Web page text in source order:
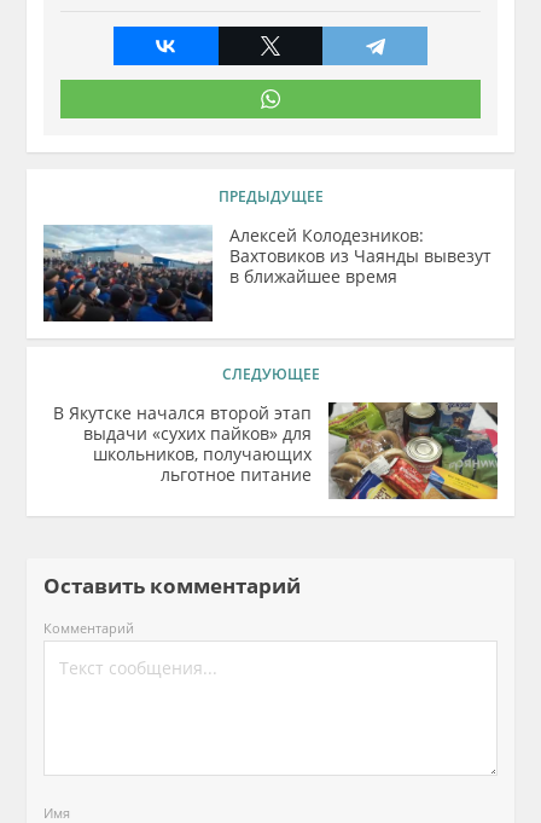
ПРЕДЫДУЩЕЕ
Алексей Колодезников:
Вахтовиков из Чаянды вывезут
в ближайшее время
СЛЕДУЮЩЕЕ
В Якутске начался второй этап
выдачи «сухих пайков» для
школьников, получающих
льготное питание
Оставить комментарий
Комментарий
Имя